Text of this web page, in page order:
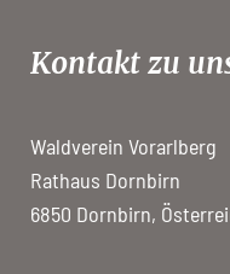
Kontakt zu
Waldverein Vorarlberg
Rathaus Dornbirn
6850 Dornbirn,